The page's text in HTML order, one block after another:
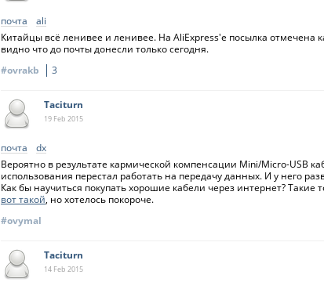
почта
ali
Китайцы всё ленивее и ленивее. На AliExpress'е посылка отмечена
видно что до почты донесли только сегодня.
#ovrakb
3
Taciturn
19 Feb 2015
почта
dx
Вероятно в результате кармической компенсации Mini/Micro-USB
использования перестал работать на передачу данных. И у него
Как бы научиться покупать хорошие кабели через интернет?
вот такой, но хотелось покороче.
#ovymal
Taciturn
14 Feb 2015